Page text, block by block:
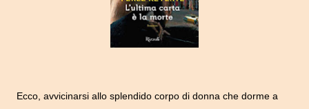
Ecco, avvicinarsi allo splendido corpo di donna che dorme a